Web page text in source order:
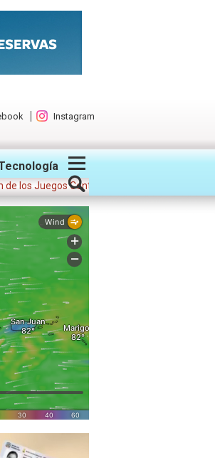
Instagram
Juegos Centroamericanos y del Caribe 2026;